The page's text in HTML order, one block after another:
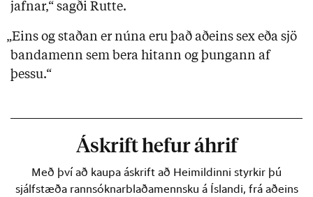
jafnar,“ sagði Rutte.
„Eins og staðan er núna eru það aðeins sex eða sjö
bandamenn sem bera hitann og þungann af
þessu.“
Áskrift hefur áhrif
Með því að kaupa áskrift að Heimildinni styrkir þú
sjálfstæða rannsóknarblaðamennsku á Íslandi, frá aðeins